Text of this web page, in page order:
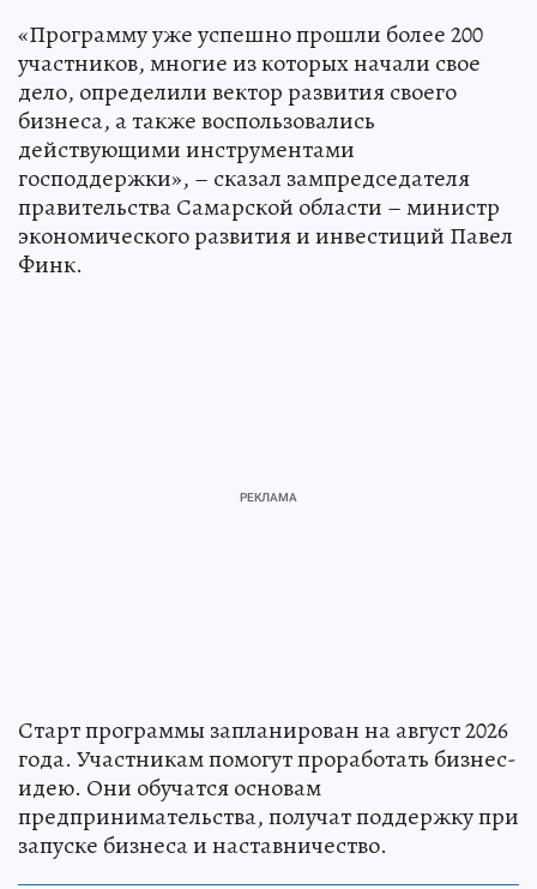
«Программу уже успешно прошли более 200
участников, многие из которых начали свое
дело, определили вектор развития своего
бизнеса, а также воспользовались
действующими инструментами
господдержки», – сказал зампредседателя
правительства Самарской области – министр
экономического развития и инвестиций Павел
Финк.
Старт программы запланирован на август 2026
года. Участникам помогут проработать бизнес-
идею. Они обучатся основам
предпринимательства, получат поддержку при
запуске бизнеса и наставничество.